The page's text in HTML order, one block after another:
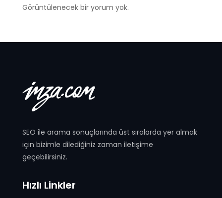
Görüntülenecek bir yorum yok.
SEO ile arama sonuçlarında üst sıralarda yer almak
için bizimle dilediğiniz zaman iletişime
geçebilirsiniz.
Hızlı Linkler